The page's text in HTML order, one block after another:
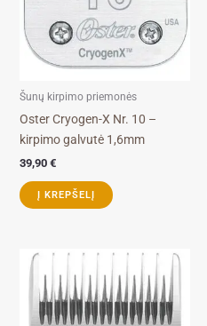
Šunų kirpimo priemonės
Oster Cryogen-X Nr. 10 –
kirpimo galvutė 1,6mm
39,90 €
Į KREPŠELĮ